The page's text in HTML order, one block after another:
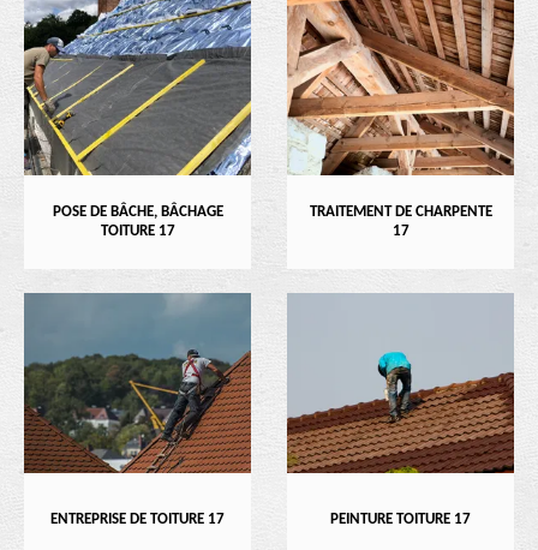
POSE DE BÂCHE, BÂCHAGE
TOITURE 17
TRAITEMENT DE CHARPENTE
17
ENTREPRISE DE TOITURE 17 PEINTURE TOITURE 17